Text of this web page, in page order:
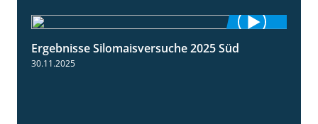
Ergebnisse Silomaisversuche 2025 Süd
30.11.2025